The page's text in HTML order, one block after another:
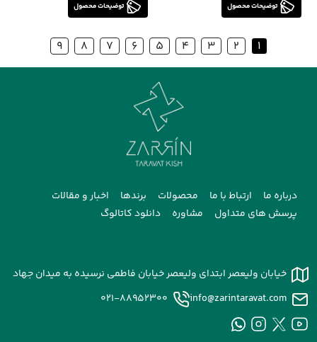
توضیحات محصول توضیحات محصول
1
2
3
4
5
6
7
8
9
درباره ما ارتباط با ما محصولات برندها
اخبار و مقالات
پرسش های متداول
مشاوره دانلود کاتالوگ
خیابان ولیعصر ابتدای ولیعصر خیابان فاطمی نرسیده به میدان جهاد
info@zarintaravat.com
021-88952300